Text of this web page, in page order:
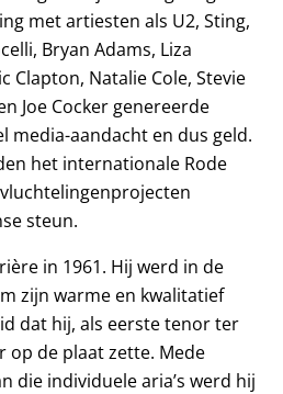
met artiesten als U2, Sting,
Bryan Adams, Liza
Clapton, Natalie Cole, Stevie
Joe Cocker genereerde
media-aandacht en dus geld.
het internationale Rode
steun.
in 1961. Hij werd in de
zijn warme en kwalitatief
dat hij, als eerste tenor ter
op de plaat zette. Mede
die individuele aria’s werd hij